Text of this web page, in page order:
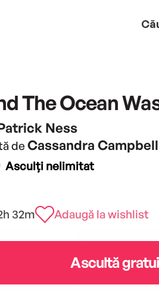
The Ocean
Ness
de Cassandra Campbell
Asculți nelimitat
32m Adaugă la wishlist
Ascultă